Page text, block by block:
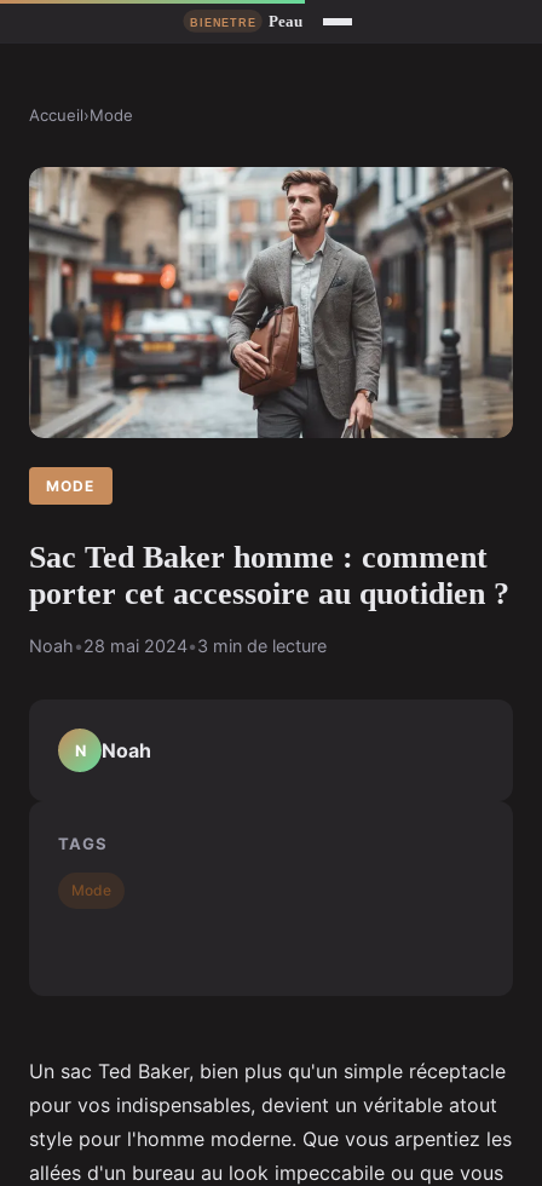
Accueil›Mode
MODE
Sac Ted Baker homme : comment
porter cet accessoire au quotidien ?
Noah•28 mai 2024•3 min de lecture
Un sac Ted Baker, bien plus qu'un simple réceptacle
pour vos indispensables, devient un véritable atout
style pour l'homme moderne. Que vous arpentiez les
allées d'un bureau au look impeccabile ou que vous
N Noah
TAGS
Mode